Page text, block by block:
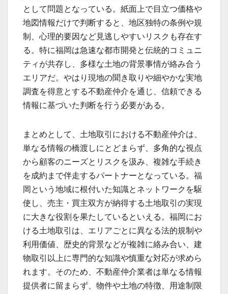
として問題となっている。紙面上で目立つ価格や
地図情報だけで判断すると、地区独特の条例や規
制、心理的要因など見逃しやすいリスクも存在す
る。特に福岡は急速な都市開発と伝統的コミュニ
ティが共存し、多様な土地の背景事情が絡み合う
エリアだ。やはり現地の聞き取りや細やかな実地
調査を得意とする不動産仲介を通じ、信頼できる
情報に基づいた判断を行う必要がある。
まとめとして、土地取引における不動産仲介は、
単なる情報の橋渡しにとどまらず、多角的な視点
から顧客のニーズとリスクを汲み、複雑な手続き
を成約まで伴走するパートナーとなっている。福
岡という地域に根付いた知識とネットワークを駆
使し、売主・買主双方が納得する土地取引の実現
に大きな役割を果たしているといえる。福岡にお
ける土地取引は、エリアごとに異なる法的規制や
利用価値、歴史的背景などが複雑に絡み合い、建
物取引以上に専門的な知識や慎重な対応が求めら
れます。そのため、不動産仲介業者は単なる情報
提供者に留まらず、物件や土地の特徴、用途制限